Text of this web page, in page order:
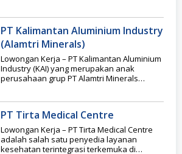
PT Kalimantan Aluminium Industry
(Alamtri Minerals)
Lowongan Kerja – PT Kalimantan Aluminium
Industry (KAI) yang merupakan anak
perusahaan grup PT Alamtri Minerals
PT Tirta Medical Centre
Lowongan Kerja – PT Tirta Medical Centre
adalah salah satu penyedia layanan
kesehatan terintegrasi terkemuka di